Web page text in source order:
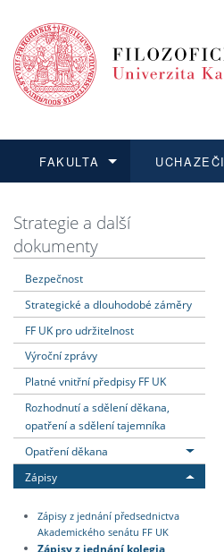
FAKULTA
Dozvědět se více
UCHAZEČI
Podat přihlášku
Dozvědět se více
Dozvědět se více
Dozvědět se více
Strategie a další
dokumenty
Bezpečnost
Strategické a dlouhodobé záměry
FF UK pro udržitelnost
Výroční zprávy
Platné vnitřní předpisy FF UK
Rozhodnutí a sdělení děkana,
opatření a sdělení tajemníka
Opatření děkana
Zápisy
Zápisy z jednání předsednictva
Akademického senátu FF UK
Zápisy z jednání kolegia